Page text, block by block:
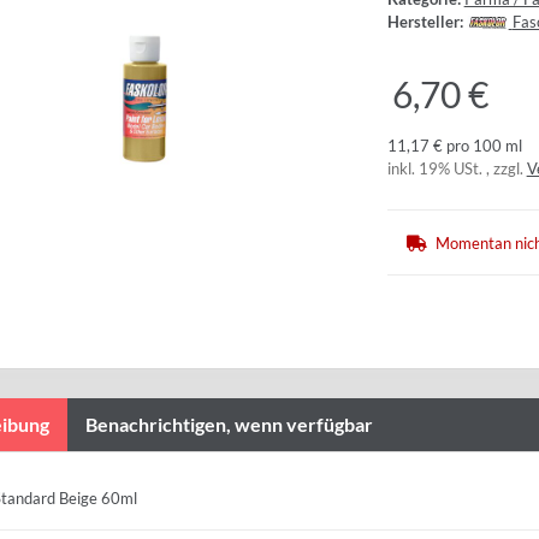
Hersteller:
6,70 €
11,17 € pro 100 ml
inkl. 19% USt. , zzgl.
Momentan
Benachrichtigen, wenn verfügbar
Beige 60ml